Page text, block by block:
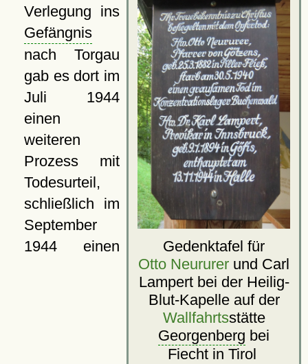
Gedenktafel für
Otto Neururer und Carl
Lampert bei der Heilig-
Blut-Kapelle auf der
Wallfahrtsstätte
Georgenberg bei
Fiecht in Tirol
Verlegung ins
Gefängnis
nach Torgau
gab es dort im
Juli 1944
einen
weiteren
Prozess mit
Todesurteil,
schließlich im
September
1944 einen